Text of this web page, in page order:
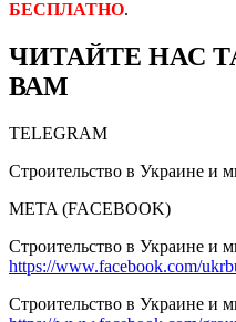
БЕСПЛАТНО.
ЧИТАЙТЕ НАС
ВАМ
TELEGRAM
Строительство в Украине и
META (FACEBOOK)
Строительство в Украине и
https://www.facebook.com/
Строительство в Украине и